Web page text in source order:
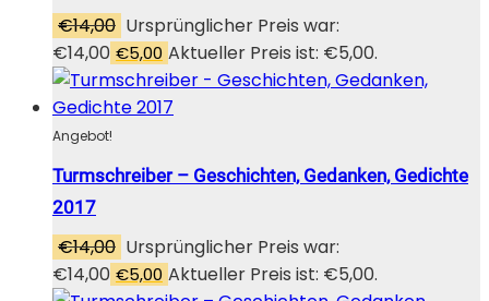
€14,00 Ursprünglicher Preis war:
€14,00 €5,00 Aktueller Preis ist: €5,00.
Angebot!
Turmschreiber – Geschichten, Gedanken, Gedichte
2017
€14,00 Ursprünglicher Preis war:
€14,00 €5,00 Aktueller Preis ist: €5,00.